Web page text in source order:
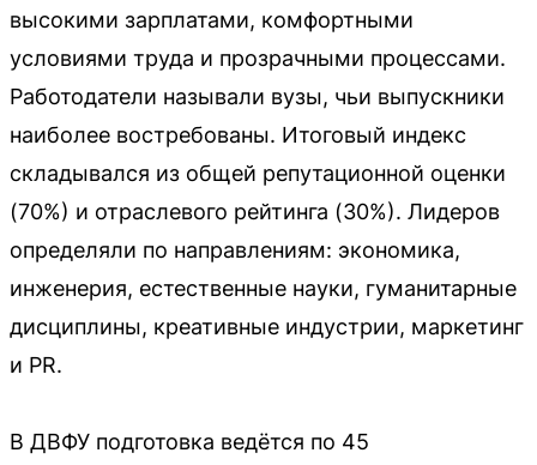
высокими зарплатами, комфортными
условиями труда и прозрачными процессами.
Работодатели называли вузы, чьи выпускники
наиболее востребованы. Итоговый индекс
складывался из общей репутационной оценки
(70%) и отраслевого рейтинга (30%). Лидеров
определяли по направлениям: экономика,
инженерия, естественные науки, гуманитарные
дисциплины, креативные индустрии, маркетинг
и PR.
В ДВФУ подготовка ведётся по 45